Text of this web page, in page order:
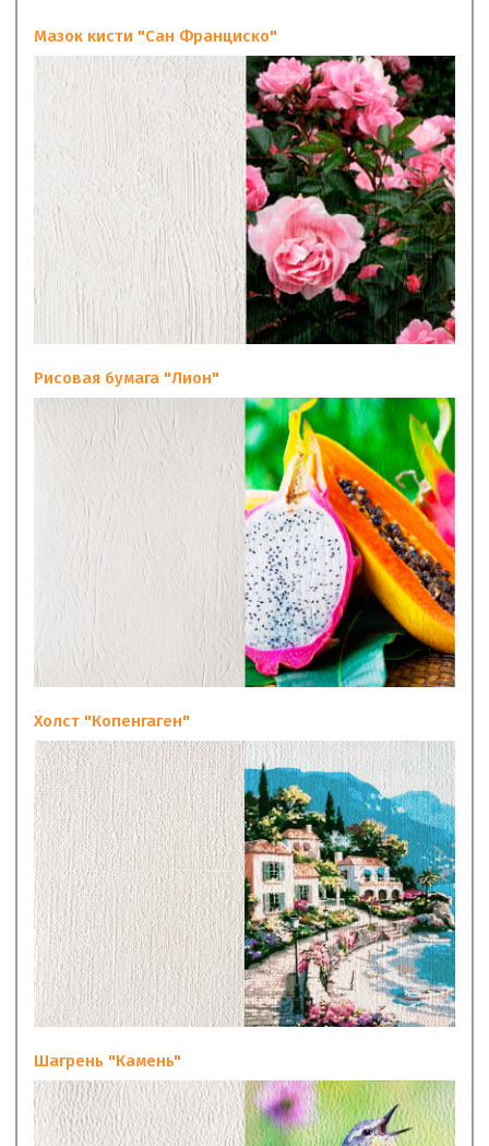
Мазок кисти "Сан Франциско"
Рисовая бумага "Лион"
Холст "Копенгаген"
Шагрень "Камень"